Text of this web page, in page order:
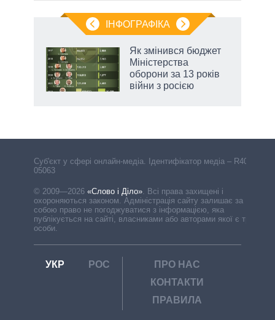
ІНФОГРАФІКА
Як змінився бюджет
Міністерства
оборони за 13 років
війни з росією
Cуб'єкт у сфері онлайн-медіа. Ідентифікатор медіа – R40-
05063
© 2009—2026 «Слово і Діло»
Всі права захищені і
охороняються законом. Адміністрація сайту залишає за
собою право не погоджуватися з інформацією, яка
публікується на сайті, власниками або авторами якої є треті
особи.
УКР РОС
ПРО НАС
КОНТАКТИ
ПРАВИЛА